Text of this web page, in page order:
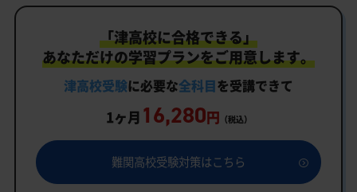
「津高校に合格できる」
あなただけの学習プランをご用意します。
津高校受験に必要な全科目を受講できて
1ヶ月 16,280円 （税込）
難関高校受験対策はこちら